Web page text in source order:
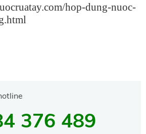
hop-dung-nuoc-
376 489